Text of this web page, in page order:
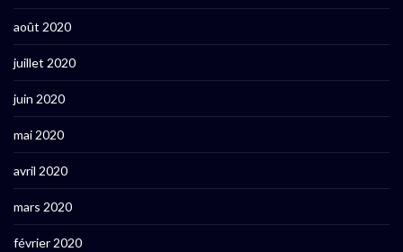
août 2020
juillet 2020
juin 2020
mai 2020
avril 2020
mars 2020
février 2020